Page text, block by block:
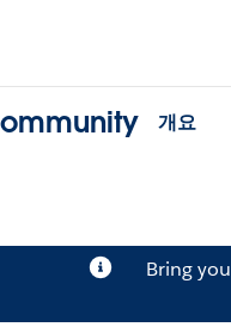
개요
Bring